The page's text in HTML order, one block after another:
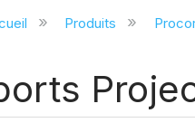
réduire
Produits